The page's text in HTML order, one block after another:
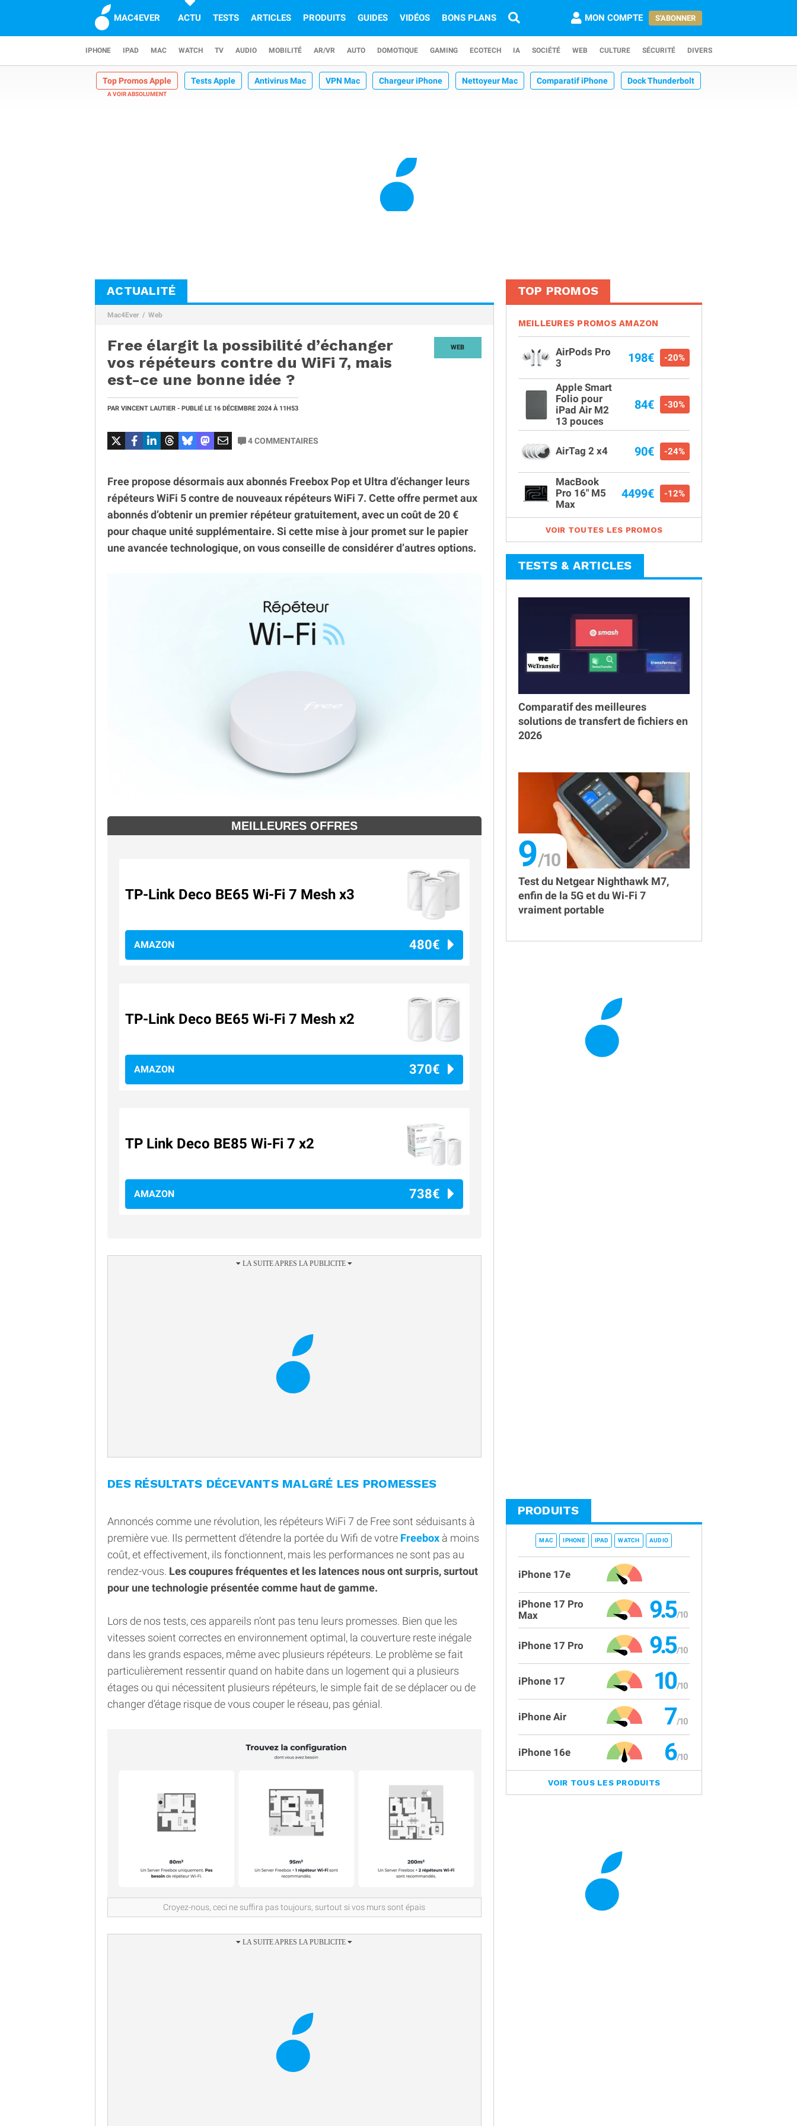
MAC4EVER ACTU TESTS ARTICLES PRODUITS GUIDES VIDÉOS BONS PLANS MON COMPTE S'ABONNER
IPHONE IPAD MAC WATCH TV AUDIO MOBILITÉ AR/VR AUTO DOMOTIQUE GAMING ECOTECH IA SOCIÉTÉ WEB CULTURE SÉCURITÉ DIVERS
Top Promos Apple Tests Apple Antivirus Mac VPN Mac Chargeur iPhone Nettoyeur Mac Comparatif iPhone Dock Thunderbolt
ACTUALITÉ
Mac4Ever Web
WEB
Free élargit la possibilité d’échanger
vos répéteurs contre du WiFi 7, mais
est-ce une bonne idée ?
PAR VINCENT LAUTIER - PUBLIÉ LE 16 DÉCEMBRE 2024 À 11H53
4COMMENTAIRES
Free propose désormais aux abonnés Freebox Pop et Ultra d’échanger leurs
répéteurs WiFi 5 contre de nouveaux répéteurs WiFi 7. Cette offre permet aux
abonnés d’obtenir un premier répéteur gratuitement, avec un coût de 20 €
pour chaque unité supplémentaire. Si cette mise à jour promet sur le papier
une avancée technologique, on vous conseille de considérer d’autres options.
MEILLEURES OFFRES
TP-Link Deco BE65 Wi-Fi 7 Mesh x3
AMAZON 480€
TP-Link Deco BE65 Wi-Fi 7 Mesh x2
AMAZON 370€
TP Link Deco BE85 Wi-Fi 7 x2
AMAZON 738€
DES RÉSULTATS DÉCEVANTS MALGRÉ LES PROMESSES
Annoncés comme une révolution, les répéteurs WiFi 7 de Free sont séduisants à
première vue. Ils permettent d’étendre la portée du Wifi de votre Freebox à moins
coût, et effectivement, ils fonctionnent, mais les performances ne sont pas au
rendez-vous. Les coupures fréquentes et les latences nous ont surpris, surtout
pour une technologie présentée comme haut de gamme.
Lors de nos tests, ces appareils n’ont pas tenu leurs promesses. Bien que les
vitesses soient correctes en environnement optimal, la couverture reste inégale
dans les grands espaces, même avec plusieurs répéteurs. Le problème se fait
particulièrement ressentir quand on habite dans un logement qui a plusieurs
étages ou qui nécessitent plusieurs répéteurs, le simple fait de se déplacer ou de
changer d’étage risque de vous couper le réseau, pas génial.
Croyez-nous, ceci ne suffira pas toujours, surtout si vos murs sont épais
TOP PROMOS
MEILLEURES PROMOS AMAZON
AirPods Pro
3
198€ -20%
Apple Smart
Folio pour
iPad Air M2
13 pouces
84€ -30%
AirTag 2 x4 90€ -24%
MacBook
Pro 16" M5
Max
4499€ -12%
VOIR TOUTES LES PROMOS
TESTS & ARTICLES
Comparatif des meilleures
solutions de transfert de fichiers en
2026
9
Test du Netgear Nighthawk M7,
enfin de la 5G et du Wi-Fi 7
vraiment portable
PRODUITS
MAC IPHONE IPAD WATCH AUDIO
iPhone 17e
iPhone 17 Pro
Max
9.5
iPhone 17 Pro 9.5
iPhone 17 10
iPhone Air 7
iPhone 16e 6
VOIR TOUS LES PRODUITS